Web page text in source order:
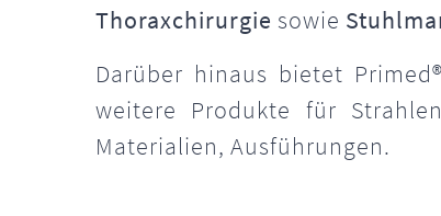
Thoraxchirurgie sowie
Darüber hinaus bietet
weitere Produkte für
Materialien, Ausführungen.